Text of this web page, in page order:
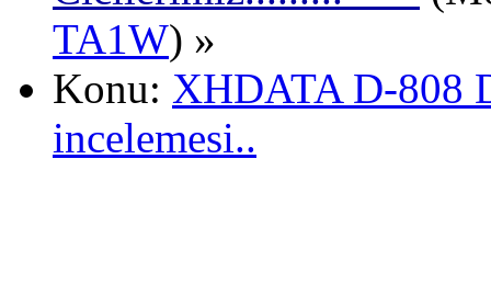
TA1W) »
Konu: XHDATA D-808
incelemesi..